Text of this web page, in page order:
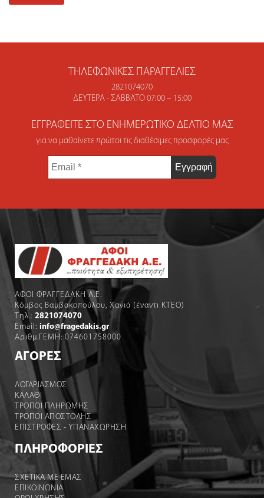
ΤΗΛΕΦΩΝΙΚΈΣ ΠΑΡΑΓΓΕΛΊΕΣ
2821074070
ΔΕΥΤΈΡΑ - ΣΆΒΒΑΤΟ 07:00 – 15:00
ΕΓΓΡΑΦΕΊΤΕ ΣΤΟ ΕΝΗΜΕΡΩΤΙΚΌ ΔΕΛΤΊΟ ΜΑΣ
για να μαθαίνετε πρώτοι τις διαθέσιμες προσφορές μας
Email
ΑΦΟΙ ΦΡΑΓΓΕΔΑΚΗ Α.Ε.
Κόμβος Βαμβακοπούλου, Χανιά (έναντι ΚΤΕΟ)
Τηλ.: 2821074070
Email: info@fragedakis.gr
Αριθμ.ΓΕΜΗ: 074601758000
ΑΓΟΡΕΣ
ΛΟΓΑΡΙΑΣΜΌΣ
ΚΑΛΆΘΙ
ΤΡΟΠΟΙ ΠΛΗΡΩΜΗΣ
ΤΡΟΠΟΙ ΑΠΟΣΤΟΛΉΣ
ΕΠΙΣΤΡΟΦΕΣ - ΥΠΑΝΑΧΩΡΗΣΗ
ΠΛΗΡΟΦΟΡΙΕΣ
ΣΧΕΤΙΚΑ ΜΕ ΕΜΑΣ
ΕΠΙΚΟΙΝΩΝΙΑ